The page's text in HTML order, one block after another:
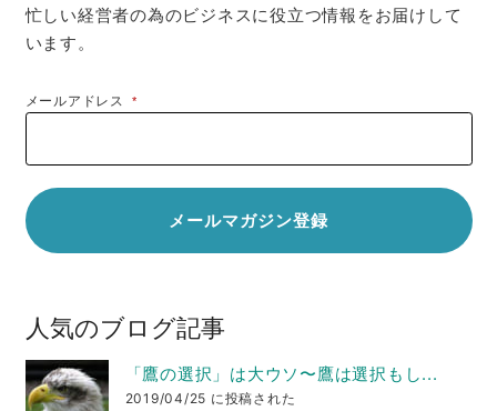
忙しい経営者の為のビジネスに役立つ情報をお届けして
います。
メールアドレス*
人気のブログ記事
「鷹の選択」は大ウソ〜鷹は選択もし...
2019/04/25 に投稿された